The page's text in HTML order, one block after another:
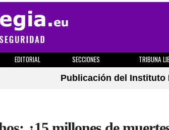
EDITORIAL SECCIONES TRIBUNA
Publicación del Instituto